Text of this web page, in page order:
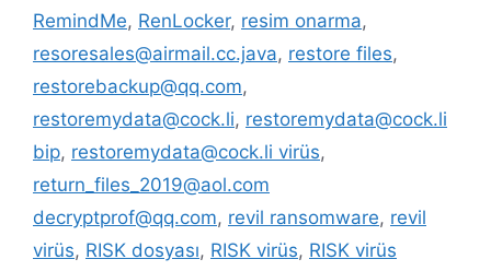
RemindMe, RenLocker, resim onarma,
resoresales@airmail.cc.java, restore files,
restorebackup@qq.com,
restoremydata@cock.li, restoremydata@cock.li
bip, restoremydata@cock.li virüs,
return_files_2019@aol.com
decryptprof@qq.com, revil ransomware, revil
virüs, RISK dosyası, RISK virüs, RISK virüs